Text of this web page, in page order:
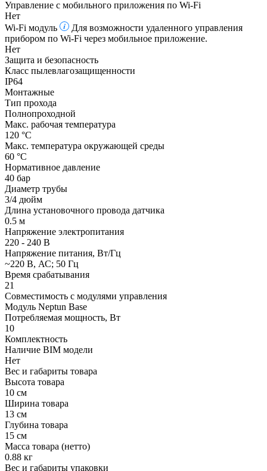
Управление c мобильного приложения по Wi-Fi
Нет
Wi-Fi модуль
Для возможности удаленного управления
прибором по Wi-Fi через мобильное приложение.
Нет
Защита и безопасность
Класс пылевлагозащищенности
IP64
Монтажные
Тип прохода
Полнопроходной
Макс. рабочая температура
120 °С
Макс. температура окружающей среды
60 °С
Нормативное давление
40 бар
Диаметр трубы
3/4 дюйм
Длина установочного провода датчика
0.5 м
Напряжение электропитания
220 - 240 В
Напряжение питания, Вт/Гц
~220 В, АС; 50 Гц
Время срабатывания
21
Совместимость с модулями управления
Модуль Neptun Base
Потребляемая мощность, Вт
10
Комплектность
Наличие BIM модели
Нет
Вес и габариты товара
Высота товара
10 см
Ширина товара
13 см
Глубина товара
15 см
Масса товара (нетто)
0.88 кг
Вес и габариты упаковки